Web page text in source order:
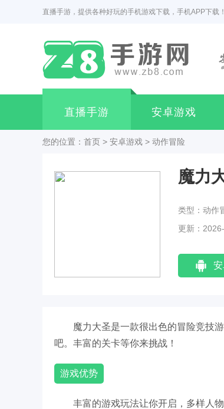
直播手游，提供各种好玩的手机游戏下载，手机APP下载！
直播手游 安卓游戏
您的位置： 首页 > 安卓游戏 > 动作冒险
类型：动作
更新：
魔力
魔力大圣是一款很出色的冒险竞技
吧。丰富的关卡等你来挑战！
游戏优势
丰富的游戏玩法让你开启，多样人